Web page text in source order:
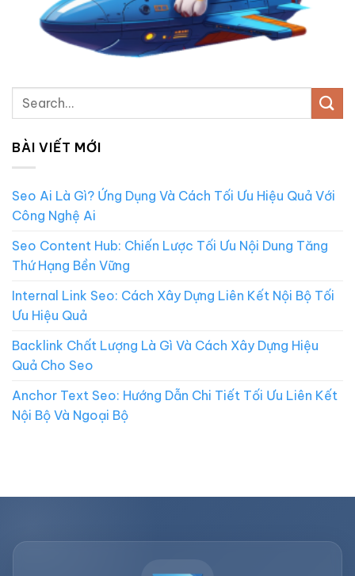
BÀI VIẾT MỚI
Seo Ai Là Gì? Ứng Dụng Và Cách Tối Ưu Hiệu Quả Với
Công Nghệ Ai
Seo Content Hub: Chiến Lược Tối Ưu Nội Dung Tăng
Thứ Hạng Bền Vững
Internal Link Seo: Cách Xây Dựng Liên Kết Nội Bộ Tối
Ưu Hiệu Quả
Backlink Chất Lượng Là Gì Và Cách Xây Dựng Hiệu
Quả Cho Seo
Anchor Text Seo: Hướng Dẫn Chi Tiết Tối Ưu Liên Kết
Nội Bộ Và Ngoại Bộ